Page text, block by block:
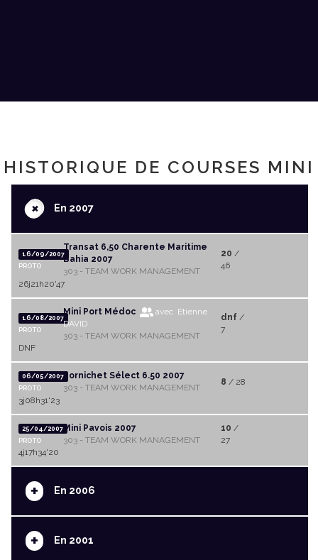
HISTORIQUE DE COURSES MINI
+En 2007
16/09/2007
PROTO
Transat 6,50 Charente Maritime
Bahia 2007
303 - TEAM WORK MANAGEMENT
20 /
46
26j21h20'47
16/08/2007
PROTO
Mini Port Médoc
avec Etienne
DAVID
303 - TEAM WORK MANAGEMENT
dnf/
7
DNF
06/05/2007
PROTO
Pornichet Sélect 6.50 2007
303 - TEAM WORK MANAGEMENT
8 / 28
3j08h31'23
25/04/2007
PROTO
Mini Pavois 2007
303 - TEAM WORK MANAGEMENT
10 /
27
4j17h34'20
+ En 2006
+ En 2001